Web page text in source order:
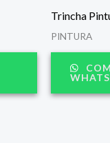
Trincha
PINTURA